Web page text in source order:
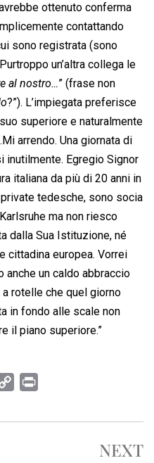
ottenuto conferma
contattando
sono registrata (sono
un’altra collega le
al nostro…” (frase non
?”). L’impiegata preferisce
superiore e naturalmente
arrendo. Una giornata di
inutilmente. Egregio Signor
italiana da più di 20 anni in
tedesche, sono socia
ma non riesco
dalla Sua Istituzione, né
cittadina europea. Vorrei
anche un caldo abbraccio
rotelle che quel giorno
in fondo alle scale non
il piano superiore.”
p
i
NEXT